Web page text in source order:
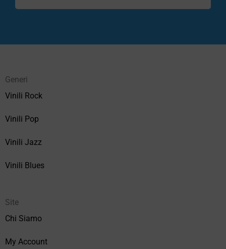
Generi
Vinili Rock
Vinili Pop
Vinili Jazz
Vinili Blues
Site
Chi Siamo
My Account